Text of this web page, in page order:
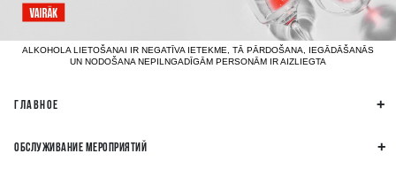
ALKOHOLA LIETOŠANAI IR NEGATĪVA IETEKME, TĀ PĀRDOŠANA, IEGĀDĀŠANĀS
UN NODOŠANA NEPILNGADĪGĀM PERSONĀM IR AIZLIEGTA
ГЛАВНОЕ
ОБСЛУЖИВАНИЕ МЕРОПРИЯТИЙ